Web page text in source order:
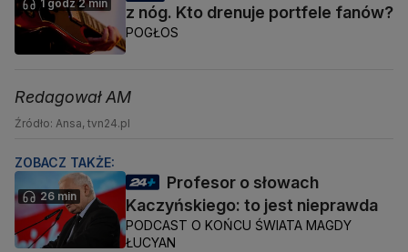
1 godz 2 min z nóg. Kto drenuje portfele fanów?
POGŁOS
Redagował AM
Źródło: Ansa, tvn24.pl
ZOBACZ TAKŻE:
26 min
Profesor o słowach
Kaczyńskiego: to jest nieprawda
PODCAST O KOŃCU ŚWIATA MAGDY
ŁUCYAN